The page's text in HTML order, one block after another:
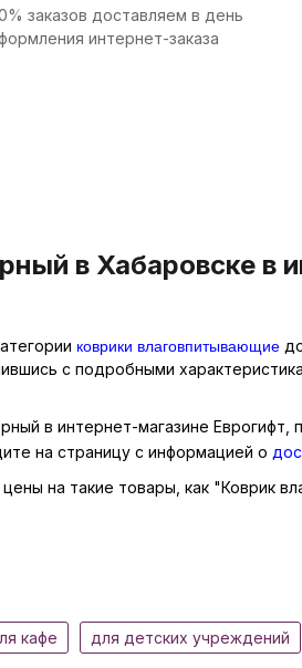
заказов доставляем в день
интернет-заказа
в Хабаровске в
коврики влаговпитывающие
с подробными
в интернет-магазине Еврогифт,
на страницу с информацией о
на такие товары, как "Коврик
кафе для детских учреждений